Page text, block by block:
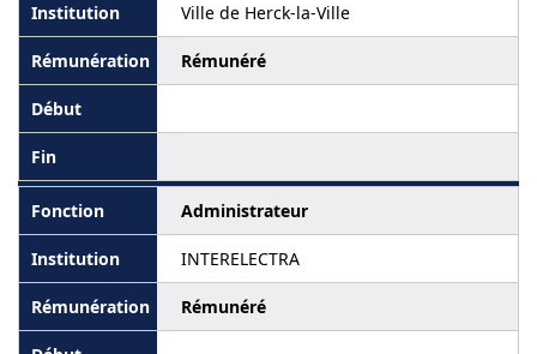
Ville de Herck-la-Ville
Rémunéré
Administrateur
INTERELECTRA
Rémunéré